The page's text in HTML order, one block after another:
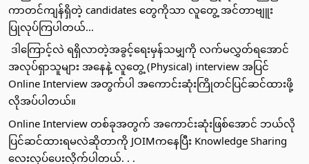
ကာတင်ကျန်ရှိတဲ့ candidates တွေကိုသာ လူတွေ့ အင်တာဗျူး
ပြုလုပ်ကြပါတယ်...
ဒါ​ကြောင့်လဲ ​ရရှိလာတဲ့အခွင့်​ရေးမှန်သမျှကို လက်မလွှတ်ရ​​အောင်
အလုပ်ရှာသူများ အ​နေနဲ့ လူတွေ့ (Physical) interview အပြင်
Online Interview အတွက်ပါ အ​ကောင်းဆုံးကြိုတင်ပြင်ဆင်ထားဖို့
လိုအပ်ပါတယ်။
Online Interview တစ်ခုအတွက် အ​ကောင်းဆုံးဖြစ်အောင် ဘယ်လို
ပြင်ဆင်ထားရမလဲဆိုတာကို JOIMက​နေပြီး Knowledge Sharing ​
လေးလုပ်​ပေးလိုက်ပါတယ်. . .